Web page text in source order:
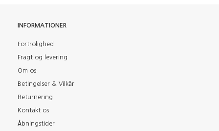
INFORMATIONER
Fortrolighed
Fragt og levering
Om os
Betingelser & Vilkår
Returnering
Kontakt os
Åbningstider